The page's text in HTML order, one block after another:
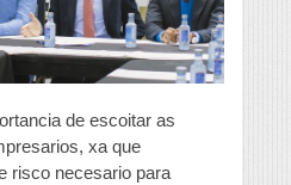
de escoitar as
xa que
risco necesario para